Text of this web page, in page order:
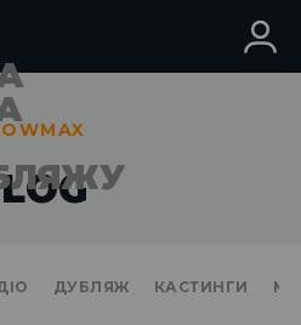
ДУБЛЯЖ КАСТИНГИ